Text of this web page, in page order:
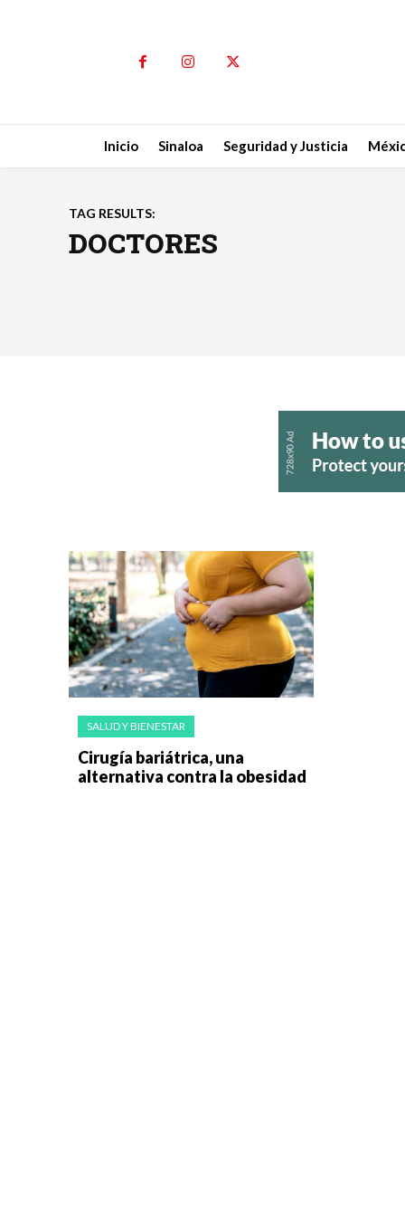
Inicio Sinaloa Seguridad y Justicia
TAG RESULTS:
DOCTORES
SALUD Y BIENESTAR
Cirugía bariátrica, una
alternativa contra la obesidad